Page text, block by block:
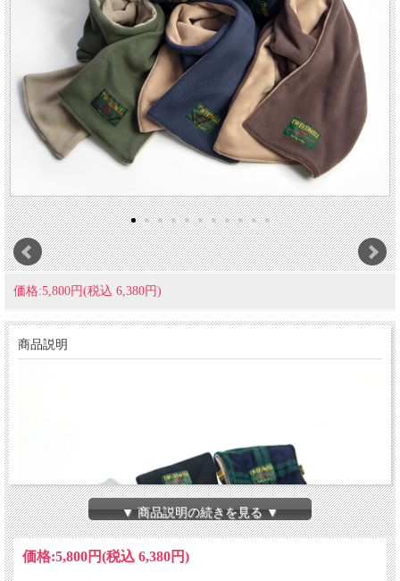
価格:5,800円(税込 6,380円)
商品説明
▼ 商品説明の続きを見る ▼
価格:5,800円(税込 6,380円)